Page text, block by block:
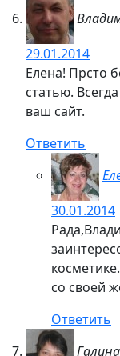
29.01.2014
Елена! Прсто
статью.
ваш сайт.
Ответить
30.01.2014
со своей
Ответить
Галина